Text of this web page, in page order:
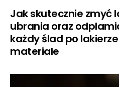
Jak skutecznie zmyć
ubrania oraz
każdy ślad po
materiale